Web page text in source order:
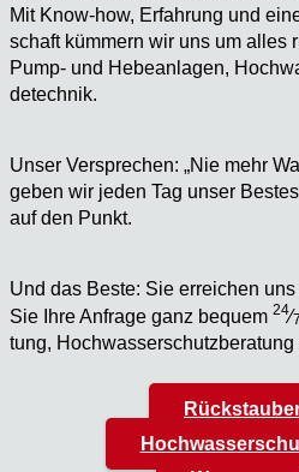
Mit Know-how, Erfah­rung und
schaft küm­mern wir uns um alles
Pump- und Hebe­an­la­gen,
de­tech­nik.
Unser Ver­spre­chen: „Nie mehr
geben wir jeden Tag unser
auf den Punkt.
Und das Bes­te: Sie errei­chen
Sie Ihre Anfra­ge ganz bequem 24⁄7
tung, Hoch­was­ser­schutz­be­ra­tung